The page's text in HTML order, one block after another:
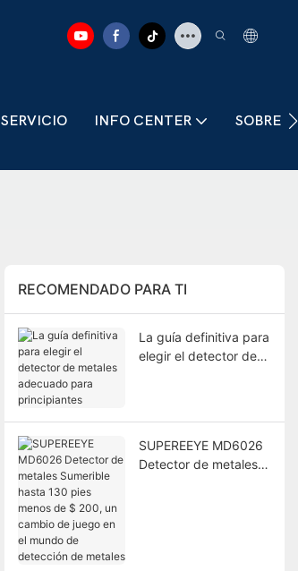
SERVICIO INFO CENTER SOBRE
RECOMENDADO PARA TI
La guía definitiva para
elegir el detector de
SUPEREEYE MD6026
Detector de metales